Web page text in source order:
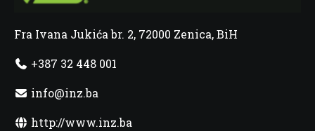
Fra Ivana Jukića br. 2, 72000 Zenica, BiH
+387 32 448 001
info@inz.ba
http://www.inz.ba